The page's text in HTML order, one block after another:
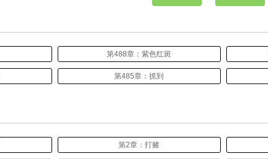
第488章：紫色红斑
第485章：抓到
第2章：打赌